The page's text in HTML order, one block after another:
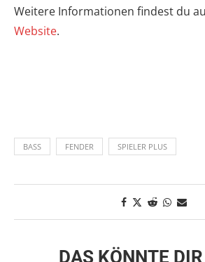
Weitere Informationen findest du
Website.
BASS FENDER SPIELER PLUS
DAS KÖNNTE